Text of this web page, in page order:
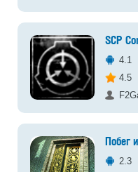
SCP
4.1
4.5
Побег
2.3